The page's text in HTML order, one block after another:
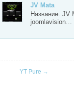
JV Mata
Название: JV
joomlavision…
YT Pure →